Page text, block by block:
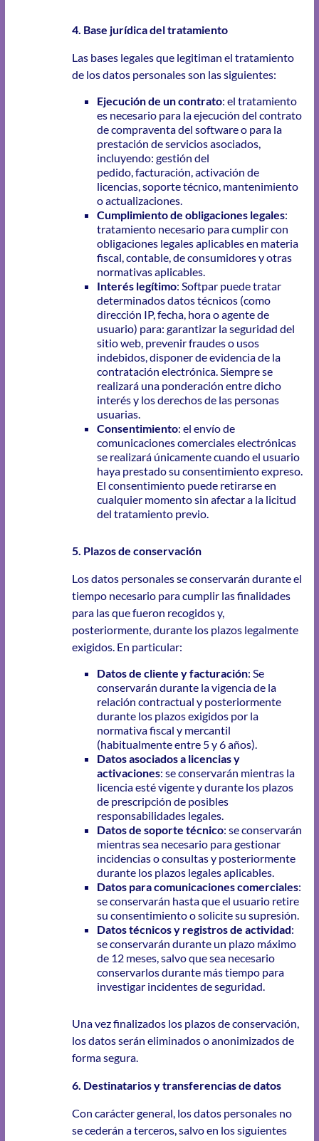
4. Base jurídica del tratamiento
Las bases legales que legitiman el tratamiento
de los datos personales son las siguientes:
Ejecución de un contrato: el tratamiento
es necesario para la ejecución del contrato
de compraventa del software o para la
prestación de servicios asociados,
incluyendo: gestión del
pedido, facturación, activación de
licencias, soporte técnico, mantenimiento
o actualizaciones.
Cumplimiento de obligaciones legales:
tratamiento necesario para cumplir con
obligaciones legales aplicables en materia
fiscal, contable, de consumidores y otras
normativas aplicables.
Interés legítimo: Softpar puede tratar
determinados datos técnicos (como
dirección IP, fecha, hora o agente de
usuario) para: garantizar la seguridad del
sitio web, prevenir fraudes o usos
indebidos, disponer de evidencia de la
contratación electrónica. Siempre se
realizará una ponderación entre dicho
interés y los derechos de las personas
usuarias.
Consentimiento: el envío de
comunicaciones comerciales electrónicas
se realizará únicamente cuando el usuario
haya prestado su consentimiento expreso.
El consentimiento puede retirarse en
cualquier momento sin afectar a la licitud
del tratamiento previo.
5. Plazos de conservación
Los datos personales se conservarán durante el
tiempo necesario para cumplir las finalidades
para las que fueron recogidos y,
posteriormente, durante los plazos legalmente
exigidos. En particular:
Datos de cliente y facturación: Se
conservarán durante la vigencia de la
relación contractual y posteriormente
durante los plazos exigidos por la
normativa fiscal y mercantil
(habitualmente entre 5 y 6 años).
Datos asociados a licencias y
activaciones: se conservarán mientras la
licencia esté vigente y durante los plazos
de prescripción de posibles
responsabilidades legales.
Datos de soporte técnico: se conservarán
mientras sea necesario para gestionar
incidencias o consultas y posteriormente
durante los plazos legales aplicables.
Datos para comunicaciones comerciales:
se conservarán hasta que el usuario retire
su consentimiento o solicite su supresión.
Datos técnicos y registros de actividad:
se conservarán durante un plazo máximo
de 12 meses, salvo que sea necesario
conservarlos durante más tiempo para
investigar incidentes de seguridad.
Una vez finalizados los plazos de conservación,
los datos serán eliminados o anonimizados de
forma segura.
6. Destinatarios y transferencias de datos
Con carácter general, los datos personales no
se cederán a terceros, salvo en los siguientes